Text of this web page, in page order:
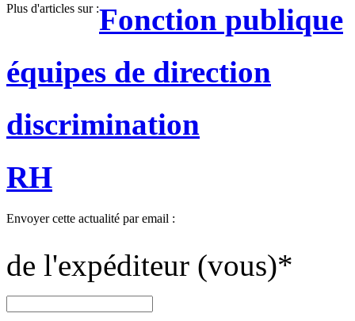
Plus d'articles sur :Fonction publique
équipes de direction
discrimination
RH
Envoyer cette actualité par email :
de l'expéditeur (vous)*